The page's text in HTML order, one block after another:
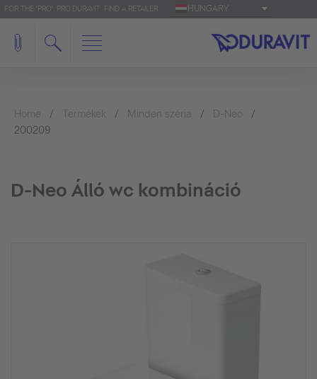
FOR THE 'PRO': PRO.DURAVIT FIND A RETAILER HUNGARY
Home Termékek Minden széria
D-Neo
200209
D-Neo Álló wc kombináció